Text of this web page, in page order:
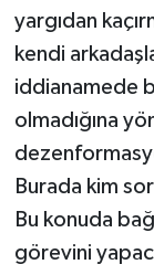
yargıdan
kendi
iddianamede
olmadığına
Burada kim
Bu konuda
görevini